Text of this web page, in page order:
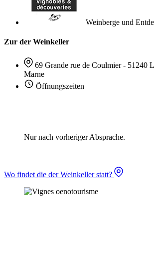
Weinberge und
Zur der Weinkeller
69 Grande rue de Coulmier - 51240
Marne
Öffnungszeiten
Nur nach vorheriger Absprache.
Wo findet die der Weinkeller statt?